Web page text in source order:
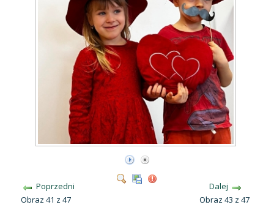
Poprzedni
Obraz 41 z 47
Dalej
Obraz 43 z 47